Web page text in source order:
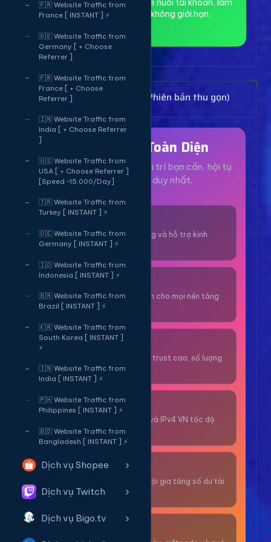
🇫🇷 Website Traffic from
France [ INSTANT ] ⚡
🇩🇪 Website Traffic from
Germany [ + Choose
Referrer ]
🇫🇷 Website Traffic from
France [ + Choose
Referrer ]
🇮🇳 Website Traffic from
India [ + Choose Referrer
🇺🇸 Website Traffic from
USA [ + Choose Referrer ]
[Speed ~15,000/Day]
🇹🇷 Website Traffic from
Turkey [ INSTANT ] ⚡
🇩🇪 Website Traffic from
Germany [ INSTANT ] ⚡
🇮🇩 Website Traffic from
Indonesia [ INSTANT ] ⚡
🇧🇷 Website Traffic from
Brazil [ INSTANT ] ⚡
🇰🇷 Website Traffic from
South Korea [ INSTANT ]
⚡
🇮🇳 Website Traffic from
India [ INSTANT ] ⚡
🇵🇭 Website Traffic from
Philippines [ INSTANT ] ⚡
🇧🇩 Website Traffic from
Bangladesh [ INSTANT ] ⚡
Dịch vụ Shopee
Dịch vụ Twitch
Dịch vụ Bigo.tv
toàn và ẩn danh, phù hợp để nuôi tài khoản, làm
MMO và truy cập web không giới hạn.
Bảng Dịch Vụ Mạng Xã Hội (Phiên bản thu gọn)
Hệ Sinh Thái Toàn Diện
Mọi dịch vụ, tiện ích và giải trí bạn cần, hội tụ
tại một nền tảng duy nhất.
1000+ Dịch Vụ
Công cụ tăng trưởng và hỗ trợ kinh
doanh online.
Thuê OTP SĐT
Nhận code xác minh cho mọi nền tảng
tức thì.
OTP/Mua Gmail
Tài khoản gmail cổ, trust cao, số lượng
lớn.
Thuê Proxy
Proxy dân cư xoay và IPv4 VN tốc độ
cao.
Giải Trí
Thư giãn và có cơ hội gia tăng số dư tài
khoản.